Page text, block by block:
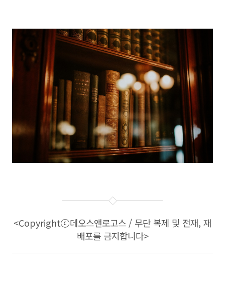
<Copyrightⓒ데오스앤로고스 / 무단 복제 및 전재, 재
배포를 금지합니다>